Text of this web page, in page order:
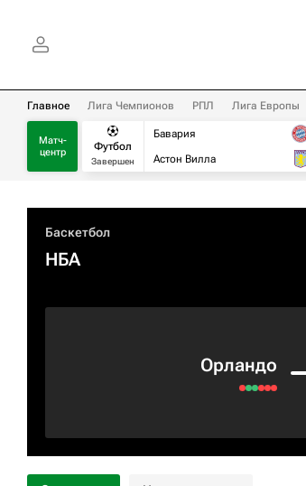
Главное Лига Чемпионов РПЛ Лига Европы
Матч-
центр
Футбол
Завершен
Бавария
Астон Вилла
Баскетбол
НБА
Орландо